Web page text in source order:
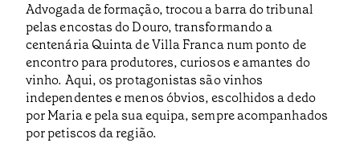
Advogada de formação, trocou a barra do tribunal
pelas encostas do Douro, transformando a
centenária Quinta de Villa Franca num ponto de
encontro para produtores, curiosos e amantes do
vinho. Aqui, os protagonistas são vinhos
independentes e menos óbvios, escolhidos a dedo
por Maria e pela sua equipa, sempre acompanhados
por petiscos da região.